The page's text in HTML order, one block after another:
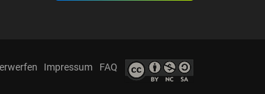
Impressum FAQ